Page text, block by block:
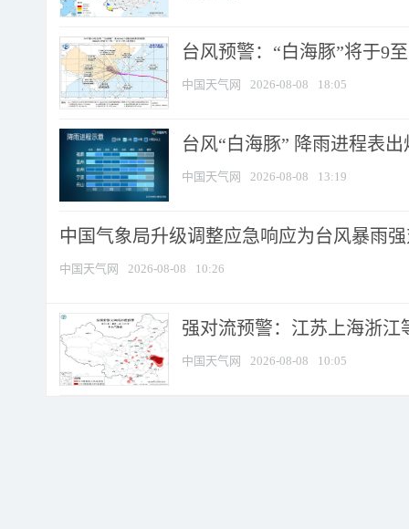
台风预警：“白海豚”将于9
中国天气网 2026-08-08 18:05
台风“白海豚” 降雨进程表
中国天气网 2026-08-08 13:19
中国气象局升级调整应急响应为台风暴雨
中国天气网 2026-08-08 10:26
强对流预警：江苏上海浙江
中国天气网 2026-08-08 10:05